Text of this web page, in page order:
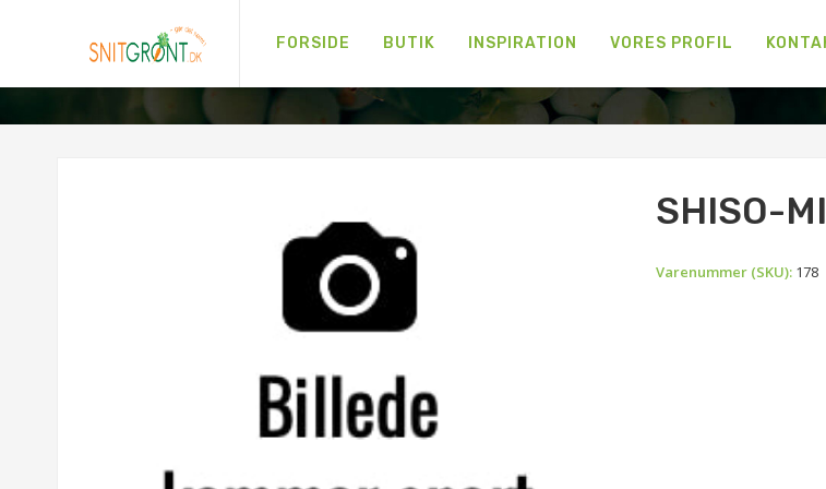
FORSIDE BUTIK INSPIRATION VORES PROFIL
Forside › Shop › Krydderurter ›
SHISO-
Varenummer (SKU): 178